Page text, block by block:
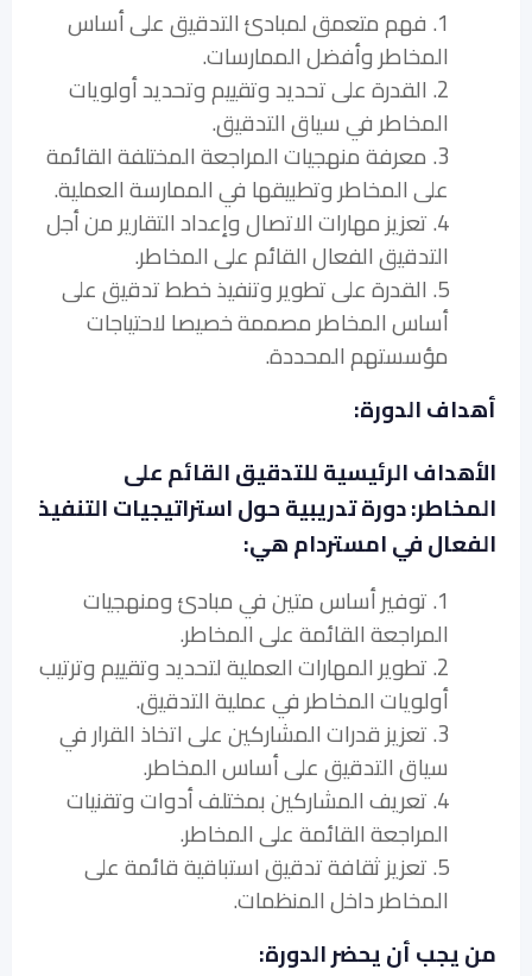
1. فهم متعمق لمبادئ التدقيق على أساس
المخاطر وأفضل الممارسات.
2. القدرة على تحديد وتقييم وتحديد أولويات
المخاطر في سياق التدقيق.
3. معرفة منهجيات المراجعة المختلفة القائمة
على المخاطر وتطبيقها في الممارسة العملية.
4. تعزيز مهارات الاتصال وإعداد التقارير من أجل
التدقيق الفعال القائم على المخاطر.
5. القدرة على تطوير وتنفيذ خطط تدقيق على
أساس المخاطر مصممة خصيصا لاحتياجات
مؤسستهم المحددة.
أهداف الدورة:
الأهداف الرئيسية للتدقيق القائم على
المخاطر: دورة تدريبية حول استراتيجيات التنفيذ
الفعال في امستردام هي:
1. توفير أساس متين في مبادئ ومنهجيات
المراجعة القائمة على المخاطر.
2. تطوير المهارات العملية لتحديد وتقييم وترتيب
أولويات المخاطر في عملية التدقيق.
3. تعزيز قدرات المشاركين على اتخاذ القرار في
سياق التدقيق على أساس المخاطر.
4. تعريف المشاركين بمختلف أدوات وتقنيات
المراجعة القائمة على المخاطر.
5. تعزيز ثقافة تدقيق استباقية قائمة على
المخاطر داخل المنظمات.
من يجب أن يحضر الدورة: